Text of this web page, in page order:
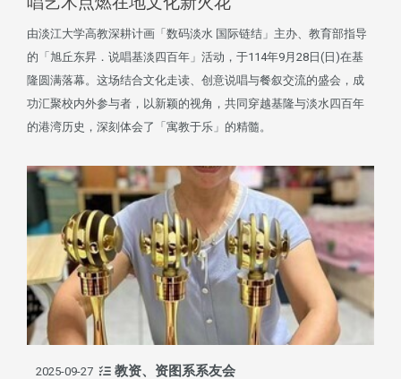
由淡江大学高教深耕计画「数码淡水 国际链结」主办、教育部指导
的「旭丘东昇．说唱基淡四百年」活动，于114年9月28日(日)在基
隆圆满落幕。这场结合文化走读、创意说唱与餐叙交流的盛会，成
功汇聚校内外参与者，以新颖的视角，共同穿越基隆与淡水四百年
的港湾历史，深刻体会了「寓教于乐」的精髓。
2025-09-27 教资、资图系系友会